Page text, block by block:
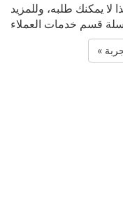
لا يمكنك طلبه، وللمزيد
قسم خدمات العملاء